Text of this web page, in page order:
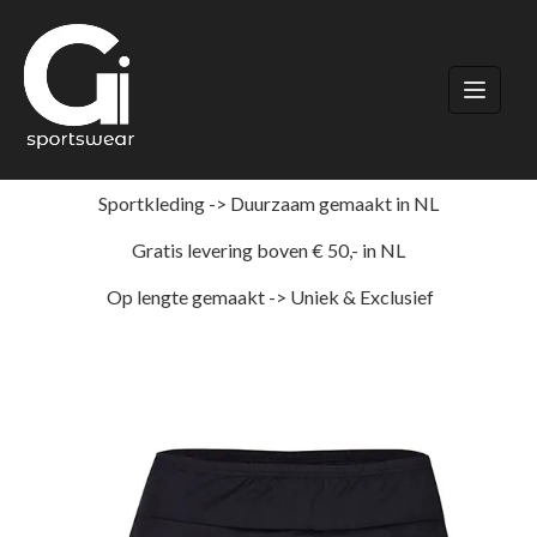
naar
inhoud
Sportkleding -> Duurzaam gemaakt in NL
Gratis levering boven € 50,- in NL
Op lengte gemaakt -> Uniek & Exclusief